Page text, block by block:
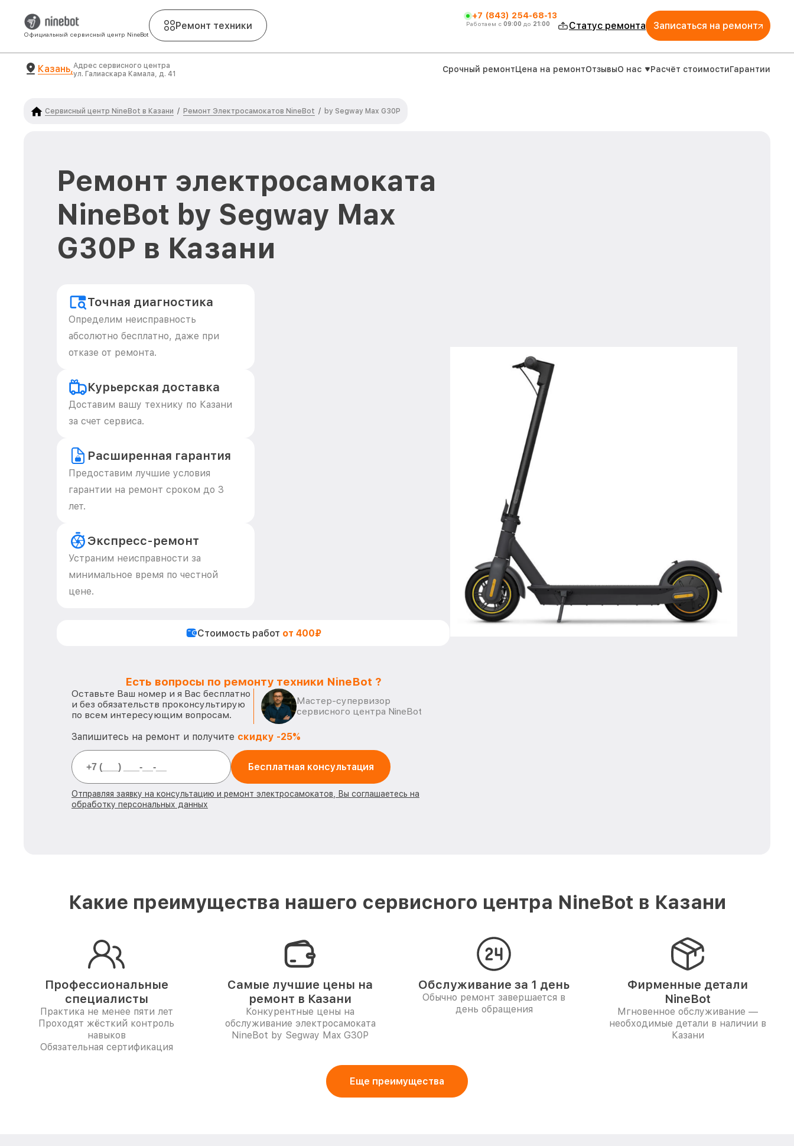
Официальный сервисный центр NineBot
Ремонт техники
+7 (843) 254-68-13
Работаем с 09:00 до 21:00 Статус ремонта Записаться на ремонт
Казань,Адрес сервисного центра
ул. Галиаскара Камала, д. 41
Срочный ремонтЦена на ремонтОтзывыО нас Расчёт стоимостиГарантии
Сервисный центр NineBot в Казани / Ремонт Электросамокатов NineBot / by Segway Max G30P
Ремонт электросамоката
NineBot by Segway Max
G30P в Казани
Точная диагностика
Определим неисправность
абсолютно бесплатно, даже при
отказе от ремонта.
Курьерская доставка
Доставим вашу технику по Казани
за счет сервиса.
Расширенная гарантия
Предоставим лучшие условия
гарантии на ремонт сроком до 3
лет.
Экспресс-ремонт
Устраним неисправности за
минимальное время по честной
цене.
Стоимость работ от 400₽
Есть вопросы по ремонту техники NineBot ?
Оставьте Ваш номер и я Вас бесплатно
и без обязательств проконсультирую
по всем интересующим вопросам.
Мастер-супервизор
сервисного центра NineBot
Запишитесь на ремонт и получите скидку -25%
Бесплатная консультация
Отправляя заявку на консультацию и ремонт электросамокатов, Вы соглашаетесь на
обработку персональных данных
Какие преимущества нашего сервисного центра NineBot в Казани
Профессиональные
специалисты
Практика не менее пяти лет
Проходят жёсткий контроль
навыков
Обязательная сертификация
Самые лучшие цены на
ремонт в Казани
Конкурентные цены на
обслуживание электросамоката
NineBot by Segway Max G30P
Обслуживание за 1 день
Обычно ремонт завершается в
день обращения
Фирменные детали
NineBot
Мгновенное обслуживание —
необходимые детали в наличии в
Казани
Еще преимущества